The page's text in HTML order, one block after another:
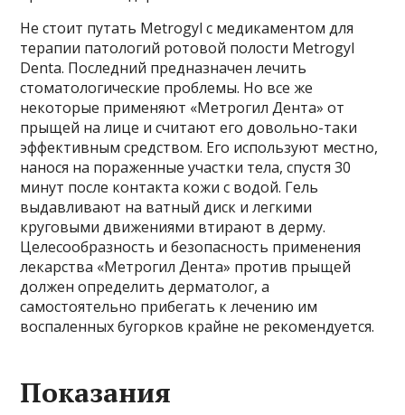
Не стоит путать Metrogyl с медикаментом для
терапии патологий ротовой полости Metrogyl
Denta. Последний предназначен лечить
стоматологические проблемы. Но все же
некоторые применяют «Метрогил Дента» от
прыщей на лице и считают его довольно-таки
эффективным средством. Его используют местно,
нанося на пораженные участки тела, спустя 30
минут после контакта кожи с водой. Гель
выдавливают на ватный диск и легкими
круговыми движениями втирают в дерму.
Целесообразность и безопасность применения
лекарства «Метрогил Дента» против прыщей
должен определить дерматолог, а
самостоятельно прибегать к лечению им
воспаленных бугорков крайне не рекомендуется.
Показания